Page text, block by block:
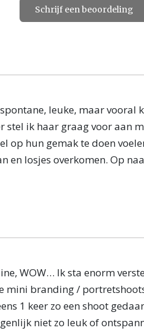
Schrijf een beoordeling
spontane, leuke, maar
stel ik haar graag voor aan
op hun gemak te doen
en losjes overkomen. Op
WOW… Ik sta enorm
mini branding /
1 keer zo een shoot
niet zo leuk of